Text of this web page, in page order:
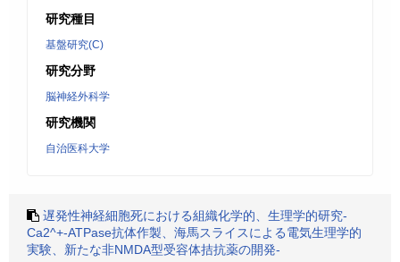
研究種目
基盤研究(C)
研究分野
脳神経外科学
研究機関
自治医科大学
遅発性神経細胞死における組織化学的、生理学的研究-
Ca2^+-ATPase抗体作製、海馬スライスによる電気生理学的
実験、新たな非NMDA型受容体拮抗薬の開発-